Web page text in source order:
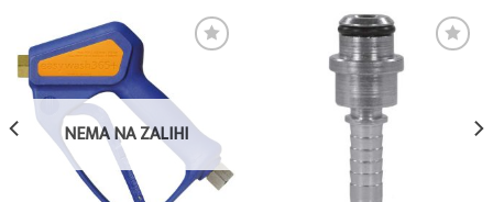
NEMA NA ZALIHI